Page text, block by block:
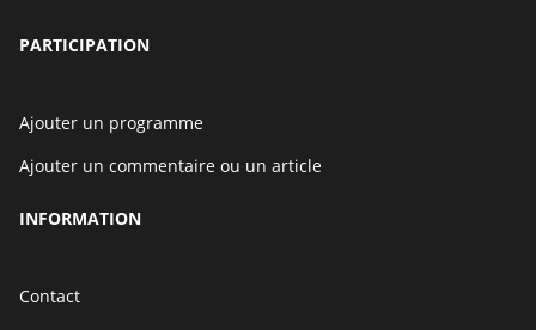
PARTICIPATION
Ajouter un programme
Ajouter un commentaire ou un article
INFORMATION
Contact